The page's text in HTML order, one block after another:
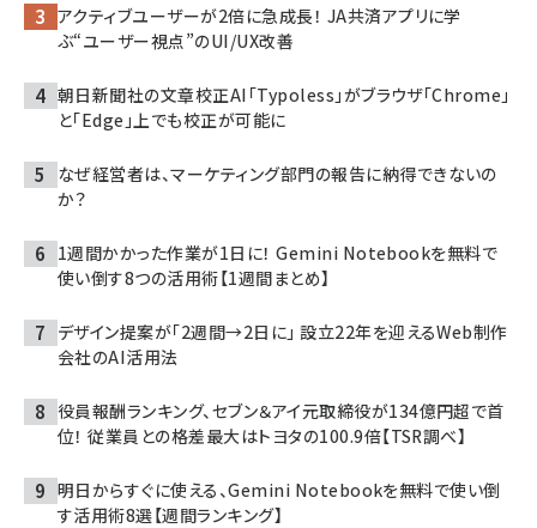
アクティブユーザーが2倍に急成長！ JA共済アプリに学
ぶ“ユーザー視点”のUI/UX改善
朝日新聞社の文章校正AI「Typoless」がブラウザ「Chrome」
と「Edge」上でも校正が可能に
なぜ経営者は、マーケティング部門の報告に納得できないの
か？
1週間かかった作業が1日に！ Gemini Notebookを無料で
使い倒す8つの活用術【1週間まとめ】
デザイン提案が「2週間→2日に」 設立22年を迎えるWeb制作
会社のAI活用法
役員報酬ランキング、セブン＆アイ元取締役が134億円超で首
位！ 従業員との格差最大はトヨタの100.9倍【TSR調べ】
明日からすぐに使える、Gemini Notebookを無料で使い倒
す活用術8選【週間ランキング】